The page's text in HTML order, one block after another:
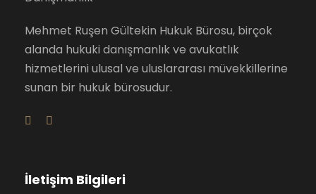
Mehmet Ruşen Gültekin Hukuk Bürosu, birçok
alanda hukuki danışmanlık ve avukatlık
hizmetlerini ulusal ve uluslararası müvekkillerine
sunan bir hukuk bürosudur.
İletişim Bilgileri